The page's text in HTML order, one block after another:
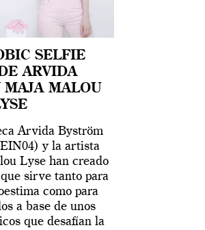
SELFIE
ARVIDA
MAJA MALOU
Arvida Byström
y la artista
Lyse han creado
sirve tanto para
como para
a base de unos
que desafían la